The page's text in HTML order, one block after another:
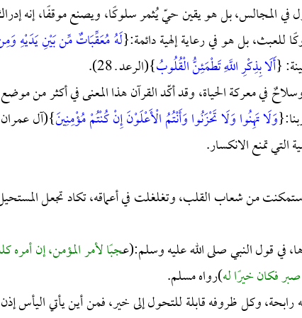
في المجالس، بل هو يقين حيّ يُثمر سلوكًا، ويصنع موقفًا، إنه
للعبث، بل هو في رعاية إلهية دائمة:{لَهُ مُعَقِّبَاتٌ مِّن بَيْنِ يَدَيْهِ
أَلَا بِذِكْرِ اللَّهِ تَطْمَئِنُّ الْقُلُوبُ}(الرعد ـ 28).
في معركة الحياة، وقد أكّد القرآن هذا المعنى في أكثر من
وَلَا تَهِنُوا وَلَا تَحْزَنُوا وَأَنْتُمُ الْأَعْلَوْنَ إِنْ كُنْتُمْ مُؤْمِنِينَ}(آل
استمكنت من شعاب القلب، وتغلغلت في أعماقه، تكاد تجعل
في قول النبي صلى الله عليه وسلم:(عجبًا لأمر المؤمن، إن أمره
فكان خيرًا له)رواه مسلم.
وكل ظروفه قابلة للتحول إلى خير، فمن أين يأتي اليأس